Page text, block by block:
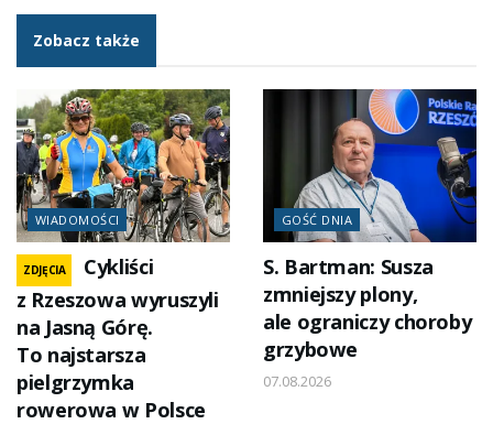
Zobacz także
WIADOMOŚCI
ZDJĘCIA
Cykliści
z Rzeszowa wyruszyli
na Jasną Górę.
To najstarsza
pielgrzymka
rowerowa w Polsce
GOŚĆ DNIA
S. Bartman: Susza
zmniejszy plony,
ale ograniczy choroby
grzybowe
07.08.2026